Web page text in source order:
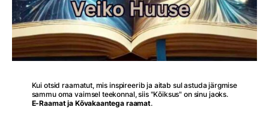
Kui otsid raamatut, mis inspireerib ja aitab sul astuda järgmise
sammu oma vaimsel teekonnal, siis "Kõiksus" on sinu jaoks.
E-Raamat ja Kõvakaantega raamat.